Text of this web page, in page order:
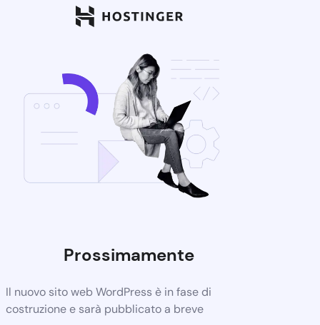
Prossimamente
Il nuovo sito web WordPress è in fase di
costruzione e sarà pubblicato a breve